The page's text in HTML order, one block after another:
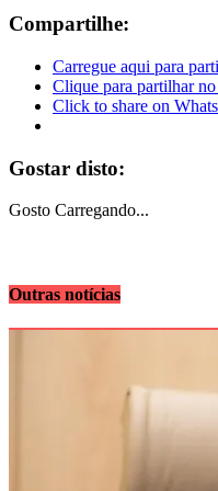
Compartilhe:
Carregue aqui para
Clique para partilhar
Click to share on
Gostar disto:
Gosto Carregando...
Outras notícias